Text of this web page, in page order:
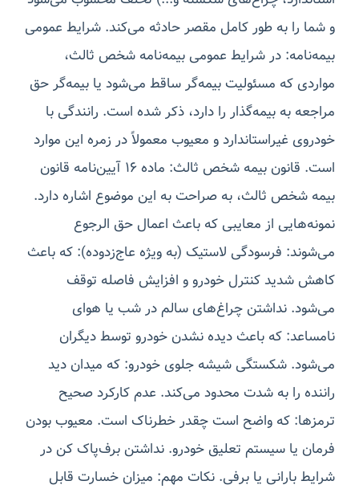
و شما را به طور کامل مقصر حادثه می‌کند. شرایط عمومی
بیمه‌نامه: در شرایط عمومی بیمه‌نامه شخص ثالث،
مواردی که مسئولیت بیمه‌گر ساقط می‌شود یا بیمه‌گر حق
مراجعه به بیمه‌گذار را دارد، ذکر شده است. رانندگی با
خودروی غیراستاندارد و معیوب معمولاً در زمره این موارد
است. قانون بیمه شخص ثالث: ماده ۱۶ آیین‌نامه قانون
بیمه شخص ثالث، به صراحت به این موضوع اشاره دارد.
نمونه‌هایی از معایبی که باعث اعمال حق الرجوع
می‌شوند: فرسودگی لاستیک (به ویژه عاج‌زدوده): که باعث
کاهش شدید کنترل خودرو و افزایش فاصله توقف
می‌شود. نداشتن چراغ‌های سالم در شب یا هوای
نامساعد: که باعث دیده نشدن خودرو توسط دیگران
می‌شود. شکستگی شیشه جلوی خودرو: که میدان دید
راننده را به شدت محدود می‌کند. عدم کارکرد صحیح
ترمزها: که واضح است چقدر خطرناک است. معیوب بودن
فرمان یا سیستم تعلیق خودرو. نداشتن برف‌پاک کن در
شرایط بارانی یا برفی. نکات مهم: میزان خسارت قابل